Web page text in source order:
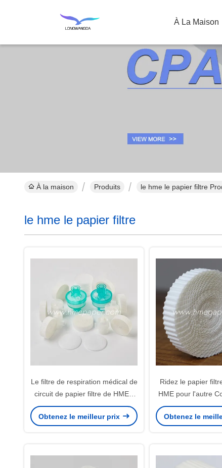
À La Maison
À la maison Produits le hme le papier filtre
le hme le papier filtre
Le filtre de respiration médical de
circuit de papier filtre de HMEF
HME a ridé le papier filtre
Obtenez le meilleur prix
Ridez le papier
HME pour l'autre
médical
Obtenez le